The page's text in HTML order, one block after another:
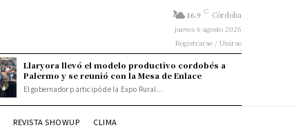
16.9 C Córdoba
jueves 6 agosto 2026
Registrarse / Unirse
Llaryora llevó el modelo productivo cordobés a
Palermo y se reunió con la Mesa de Enlace
El gobernador participó de la Expo Rural...
REVISTA SHOWUP CLIMA